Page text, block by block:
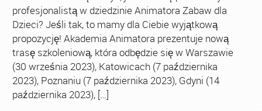
profesjonalistą w dziedzinie Animatora Zabaw dla
Dzieci? Jeśli tak, to mamy dla Ciebie wyjątkową
propozycję! Akademia Animatora prezentuje nową
trasę szkoleniową, która odbędzie się w Warszawie
(30 września 2023), Katowicach (7 października
2023), Poznaniu (7 października 2023), Gdyni (14
października 2023), […]